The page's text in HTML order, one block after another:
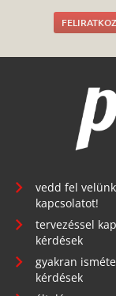
vedd fel
kapcsolatot!
tervezéssel
kérdések
gyakran
kérdések